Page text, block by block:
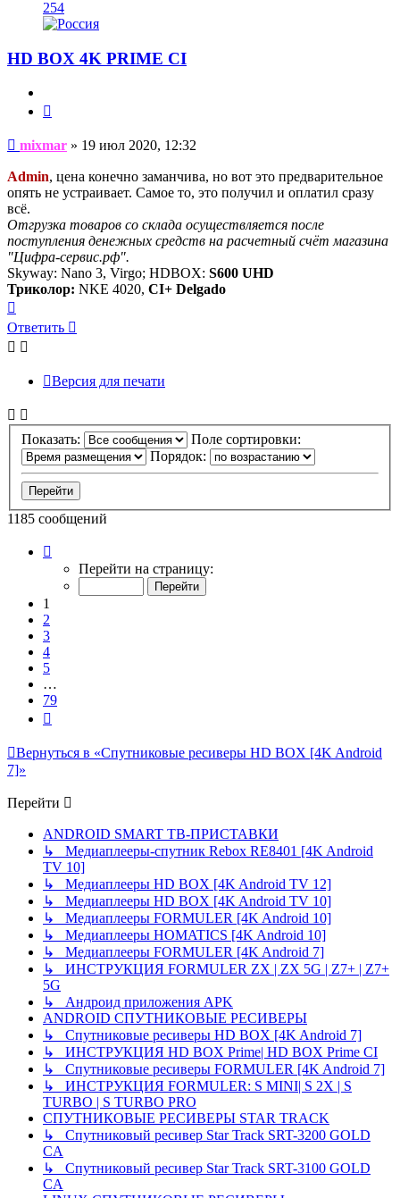
254
HD BOX 4K PRIME CI
Сообщение
mixmar » 19 июл 2020, 12:32
Admin, цена конечно заманчива, но вот это предварительное
опять не устраивает. Самое то, это получил и оплатил сразу
всё.
Отгрузка товаров со склада осуществляется после
поступления денежных средств на расчетный счёт магазина
"Цифра-сервис.рф".
Skyway: Nano 3, Virgo; HDBOX: S600 UHD
Триколор: NKE 4020, CI+ Delgado
к
началу
Ответить
Версия для печати
Показать:
Поле сортировки:
Порядок:
1185 сообщений
Перейти на страницу:
1
2
3
4
5
…
79
Вернуться в «Спутниковые ресиверы HD BOX [4K Android
7]»
Перейти
ANDROID SMART ТВ-ПРИСТАВКИ
↳ Медиаплееры-спутник Rebox RE8401 [4K Android
TV 10]
↳ Медиаплееры HD BOX [4K Android TV 12]
↳ Медиаплееры HD BOX [4K Android TV 10]
↳ Медиаплееры FORMULER [4K Android 10]
↳ Медиаплееры HOMATICS [4K Android 10]
↳ Медиаплееры FORMULER [4K Android 7]
↳ ИНСТРУКЦИЯ FORMULER ZX | ZX 5G | Z7+ | Z7+
5G
↳ Андроид приложения APK
ANDROID СПУТНИКОВЫЕ РЕСИВЕРЫ
↳ Спутниковые ресиверы HD BOX [4K Android 7]
↳ ИНСТРУКЦИЯ HD BOX Prime| HD BOX Prime CI
↳ Спутниковые ресиверы FORMULER [4K Android 7]
↳ ИНСТРУКЦИЯ FORMULER: S MINI| S 2X | S
TURBO | S TURBO PRO
СПУТНИКОВЫЕ РЕСИВЕРЫ STAR TRACK
↳ Спутниковый ресивер Star Track SRT-3200 GOLD
CA
↳ Спутниковый ресивер Star Track SRT-3100 GOLD
CA